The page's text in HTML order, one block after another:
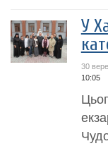
У
30
10:05